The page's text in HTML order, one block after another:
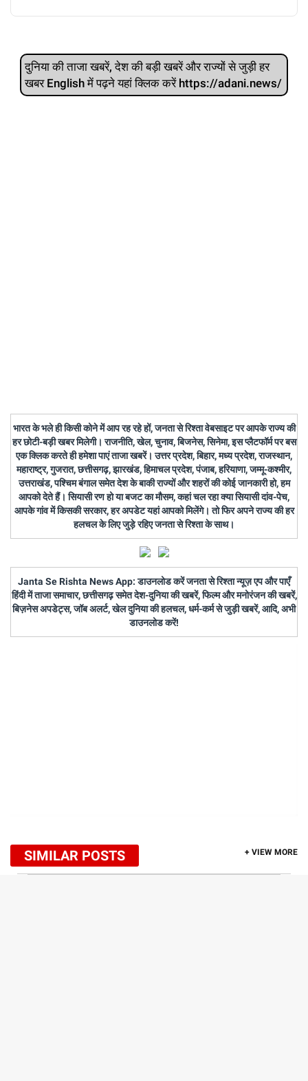
दुनिया की ताजा खबरें, देश की बड़ी खबरें और राज्‍यों से जुड़ी हर
खबर English में पढ़ने यहां क्लिक करें https://adani.news/
भारत के भले ही किसी कोने में आप रह रहे हों, जनता से रिश्ता वेबसाइट पर आपके राज्य की
हर छोटी-बड़ी खबर मिलेगी। राजनीति, खेल, चुनाव, बिजनेस, सिनेमा, इस प्लैटफॉर्म पर बस
एक क्लिक करते ही हमेशा पाएं ताजा खबरें। उत्तर प्रदेश, बिहार, मध्य प्रदेश, राजस्थान,
महाराष्ट्र, गुजरात, छत्तीसगढ़, झारखंड, हिमाचल प्रदेश, पंजाब, हरियाणा, जम्मू-कश्मीर,
उत्तराखंड, पश्चिम बंगाल समेत देश के बाकी राज्यों और शहरों की कोई जानकारी हो, हम
आपको देते हैं। सियासी रण हो या बजट का मौसम, कहां चल रहा क्या सियासी दांव-पेच,
आपके गांव में किसकी सरकार, हर अपडेट यहां आपको मिलेंगे। तो फिर अपने राज्य की हर
हलचल के लिए जुड़े रहिए जनता से रिश्ता के साथ।
Janta Se Rishta News App: डाउनलोड करें जनता से रिश्ता न्यूज़ एप और पाएँ
हिंदी में ताजा समाचार, छत्तीसगढ़ समेत देश-दुनिया की खबरें, फिल्म और मनोरंजन की खबरें,
बिज़नेस अपडेट्स, जॉब अलर्ट, खेल दुनिया की हलचल, धर्म-कर्म से जुड़ी खबरें, आदि, अभी
डाउनलोड करें!
SIMILAR POSTS + VIEW MORE